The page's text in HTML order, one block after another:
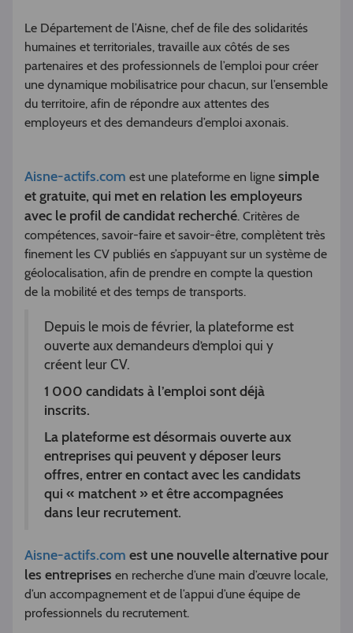
Le Département de l’Aisne, chef de file des solidarités
humaines et territoriales, travaille aux côtés de ses
partenaires et des professionnels de l’emploi pour créer
une dynamique mobilisatrice pour chacun, sur l’ensemble
du territoire, afin de répondre aux attentes des
employeurs et des demandeurs d’emploi axonais.
Aisne-actifs.com est une plateforme en ligne simple
et gratuite, qui met en relation les employeurs
avec le profil de candidat recherché. Critères de
compétences, savoir-faire et savoir-être, complètent très
finement les CV publiés en s’appuyant sur un système de
géolocalisation, afin de prendre en compte la question
de la mobilité et des temps de transports.
Depuis le mois de février, la plateforme est
ouverte aux demandeurs d’emploi qui y
créent leur CV.
1 000 candidats à l’emploi sont déjà
inscrits.
La plateforme est désormais ouverte aux
entreprises qui peuvent y déposer leurs
offres, entrer en contact avec les candidats
qui « matchent » et être accompagnées
dans leur recrutement.
Aisne-actifs.com est une nouvelle alternative pour
les entreprises en recherche d’une main d’œuvre locale,
d’un accompagnement et de l’appui d’une équipe de
professionnels du recrutement.